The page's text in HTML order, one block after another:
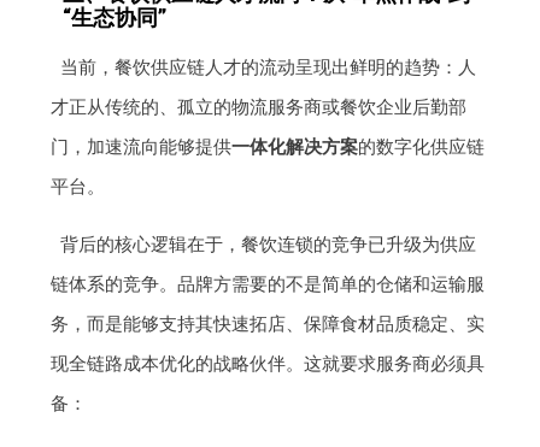
“生态协同”
当前，餐饮供应链人才的流动呈现出鲜明的趋势：人
才正从传统的、孤立的物流服务商或餐饮企业后勤部
门，加速流向能够提供一体化解决方案的数字化供应链
平台。
背后的核心逻辑在于，餐饮连锁的竞争已升级为供应
链体系的竞争。品牌方需要的不是简单的仓储和运输服
务，而是能够支持其快速拓店、保障食材品质稳定、实
现全链路成本优化的战略伙伴。这就要求服务商必须具
备：